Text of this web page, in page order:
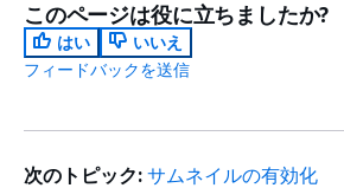
このページは役に立ちましたか?
はい
いいえ
フィードバックを送信
次のトピック: サムネイルの有効化